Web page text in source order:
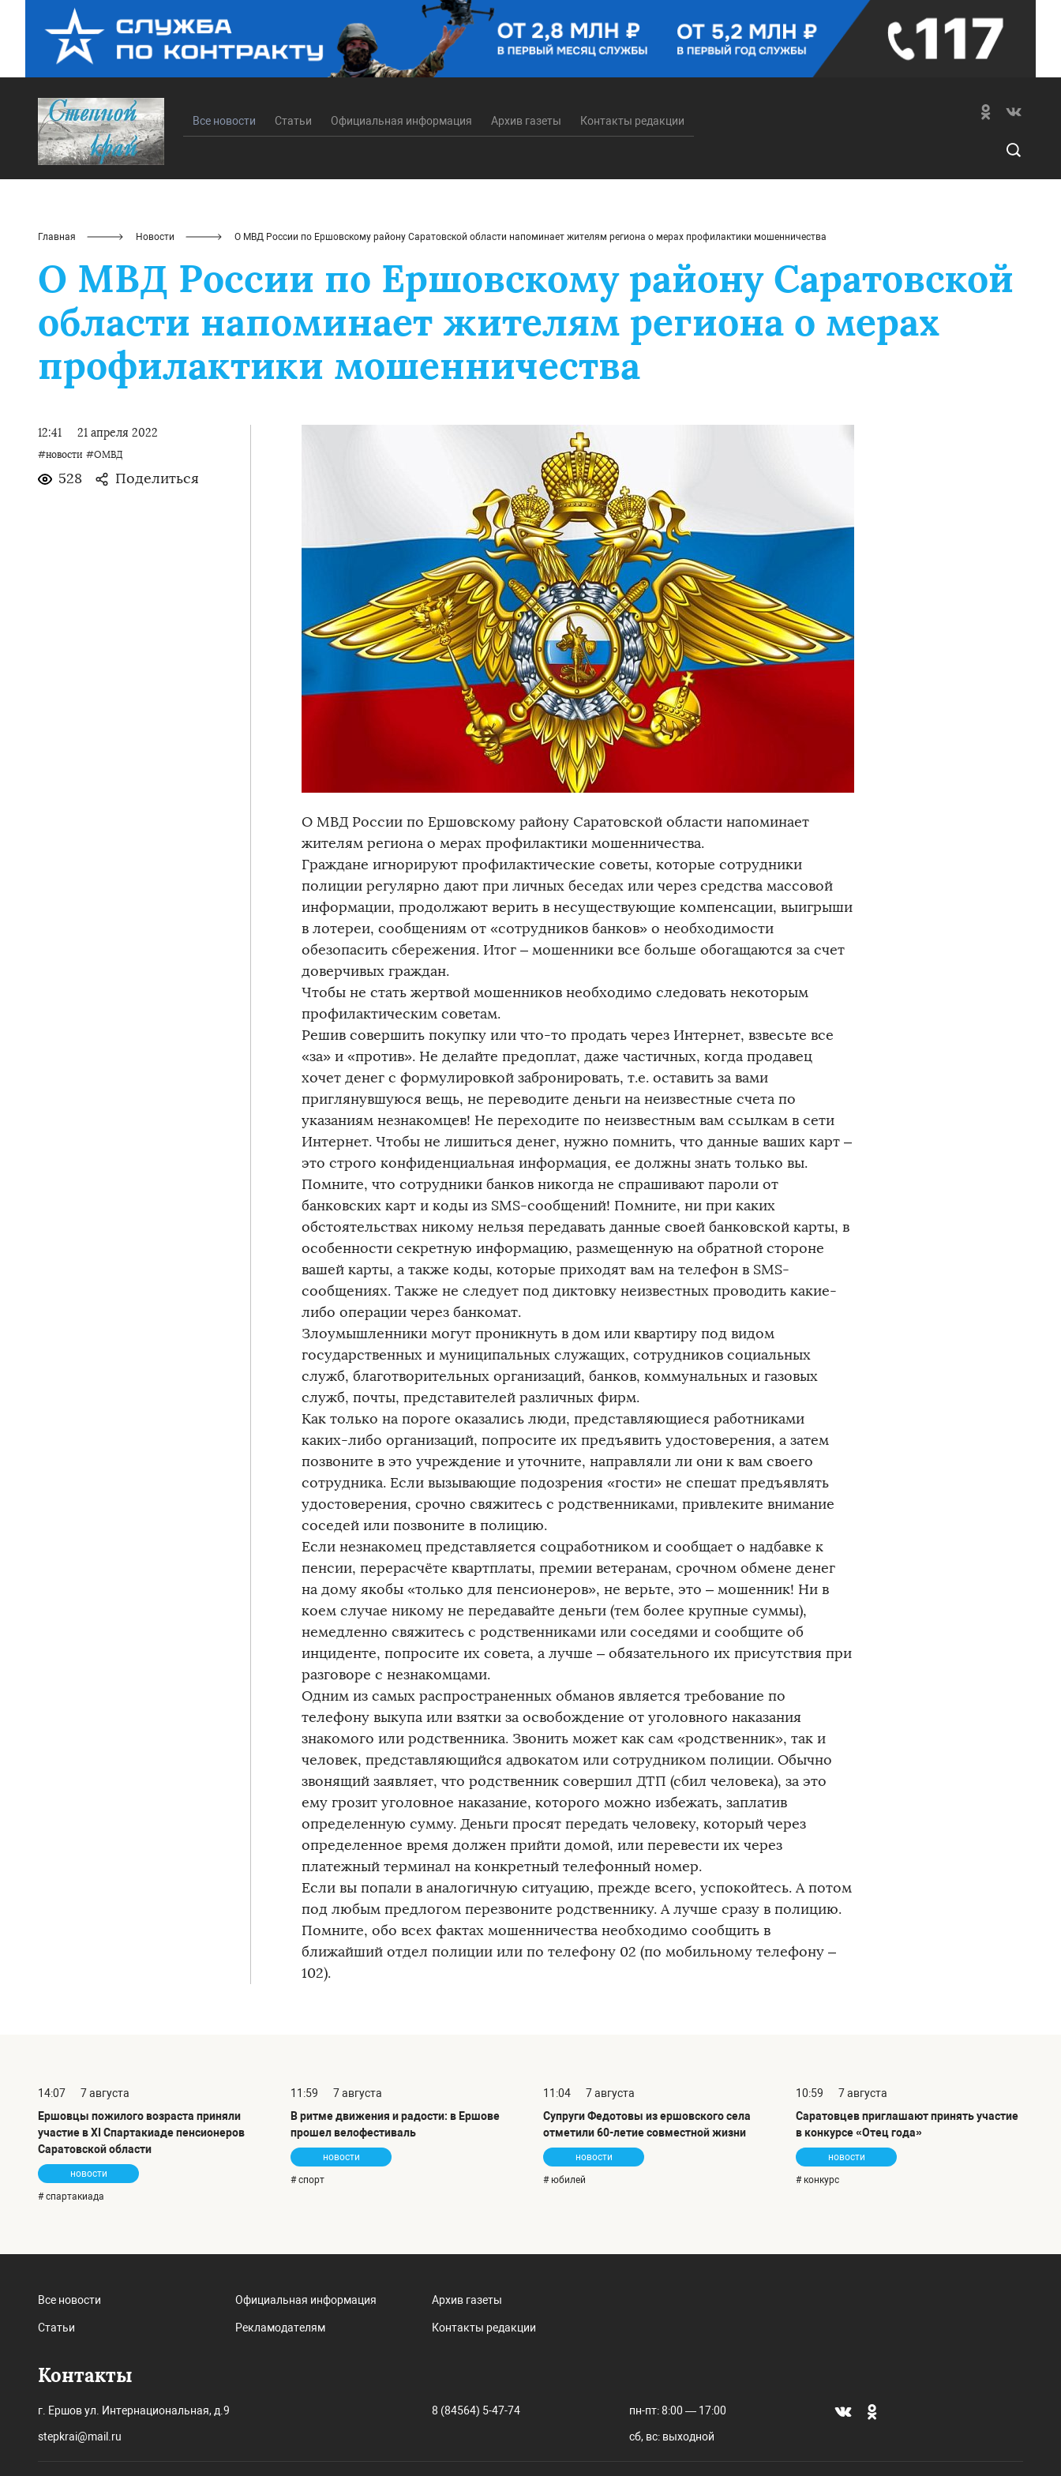
Все новости Статьи Официальная информация Архив газеты Контакты редакции
Главная Новости О МВД России по Ершовскому району Саратовской области напоминает жителям региона о мерах профилактики мошенничества
О МВД России по Ершовскому району Саратовской
области напоминает жителям региона о мерах
профилактики мошенничества
12:41 21 апреля 2022
#новости #ОМВД
528 Поделиться
О МВД России по Ершовскому району Саратовской области напоминает
жителям региона о мерах профилактики мошенничества.
Граждане игнорируют профилактические советы, которые сотрудники
полиции регулярно дают при личных беседах или через средства массовой
информации, продолжают верить в несуществующие компенсации, выигрыши
в лотереи, сообщениям от «сотрудников банков» о необходимости
обезопасить сбережения. Итог – мошенники все больше обогащаются за счет
доверчивых граждан.
Чтобы не стать жертвой мошенников необходимо следовать некоторым
профилактическим советам.
Решив совершить покупку или что-то продать через Интернет, взвесьте все
«за» и «против». Не делайте предоплат, даже частичных, когда продавец
хочет денег с формулировкой забронировать, т.е. оставить за вами
приглянувшуюся вещь, не переводите деньги на неизвестные счета по
указаниям незнакомцев! Не переходите по неизвестным вам ссылкам в сети
Интернет. Чтобы не лишиться денег, нужно помнить, что данные ваших карт –
это строго конфиденциальная информация, ее должны знать только вы.
Помните, что сотрудники банков никогда не спрашивают пароли от
банковских карт и коды из SMS-сообщений! Помните, ни при каких
обстоятельствах никому нельзя передавать данные своей банковской карты, в
особенности секретную информацию, размещенную на обратной стороне
вашей карты, а также коды, которые приходят вам на телефон в SMS-
сообщениях. Также не следует под диктовку неизвестных проводить какие-
либо операции через банкомат.
Злоумышленники могут проникнуть в дом или квартиру под видом
государственных и муниципальных служащих, сотрудников социальных
служб, благотворительных организаций, банков, коммунальных и газовых
служб, почты, представителей различных фирм.
Как только на пороге оказались люди, представляющиеся работниками
каких-либо организаций, попросите их предъявить удостоверения, а затем
позвоните в это учреждение и уточните, направляли ли они к вам своего
сотрудника. Если вызывающие подозрения «гости» не спешат предъявлять
удостоверения, срочно свяжитесь с родственниками, привлеките внимание
соседей или позвоните в полицию.
Если незнакомец представляется соцработником и сообщает о надбавке к
пенсии, перерасчёте квартплаты, премии ветеранам, срочном обмене денег
на дому якобы «только для пенсионеров», не верьте, это – мошенник! Ни в
коем случае никому не передавайте деньги (тем более крупные суммы),
немедленно свяжитесь с родственниками или соседями и сообщите об
инциденте, попросите их совета, а лучше – обязательного их присутствия при
разговоре с незнакомцами.
Одним из самых распространенных обманов является требование по
телефону выкупа или взятки за освобождение от уголовного наказания
знакомого или родственника. Звонить может как сам «родственник», так и
человек, представляющийся адвокатом или сотрудником полиции. Обычно
звонящий заявляет, что родственник совершил ДТП (сбил человека), за это
ему грозит уголовное наказание, которого можно избежать, заплатив
определенную сумму. Деньги просят передать человеку, который через
определенное время должен прийти домой, или перевести их через
платежный терминал на конкретный телефонный номер.
Если вы попали в аналогичную ситуацию, прежде всего, успокойтесь. А потом
под любым предлогом перезвоните родственнику. А лучше сразу в полицию.
Помните, обо всех фактах мошенничества необходимо сообщить в
ближайший отдел полиции или по телефону 02 (по мобильному телефону –
102).
14:07
7 августа
Ершовцы пожилого возраста приняли
участие в XI Спартакиаде пенсионеров
Саратовской области
новости
# спартакиада
11:59
7 августа
В ритме движения и радости: в Ершове
прошел велофестиваль
новости
# спорт
11:04
7 августа
Супруги Федотовы из ершовского села
отметили 60-летие совместной жизни
новости
# юбилей
10:59
7 августа
Саратовцев приглашают принять участие
в конкурсе «Отец года»
новости
# конкурс
Все новости
Статьи
Официальная информация
Рекламодателям
Архив газеты
Контакты редакции
Контакты
г. Ершов ул. Интернациональная, д.9
stepkrai@mail.ru
8 (84564) 5-47-74 пн-пт: 8:00 — 17:00
сб, вс: выходной